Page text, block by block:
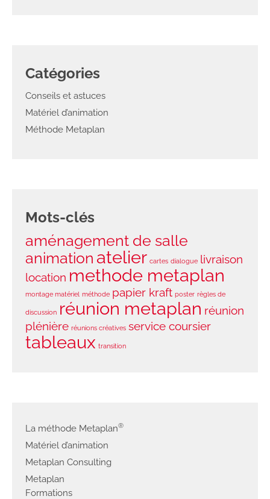
Catégories
Conseils et astuces
Matériel d’animation
Méthode Metaplan
Mots-clés
aménagement de salle
animation atelier cartes dialogue livraison
location methode metaplan
montage matériel méthode papier kraft poster règles de
discussion réunion metaplan réunion
plénière réunions créatives service coursier
tableaux transition
La méthode Metaplan®
Matériel d’animation
Metaplan Consulting
Metaplan
Formations